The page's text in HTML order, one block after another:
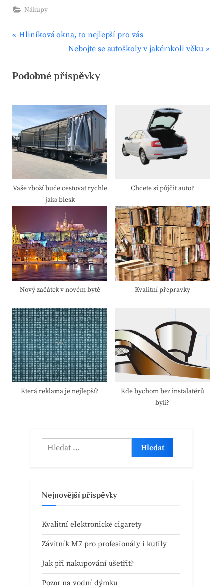
Nákupy
Navigace
příspěvek
P
v
i
o
u
s
P
t
Hliníková okna, to nejlepší pro vás
N
x
t
P
o
s
t
:
Nebojte se autoškoly v jakémkoli věku
Podobné příspěvky
Vaše zboží bude cestovat rychle
jako blesk
Chcete si půjčit auto?
Nový začátek v novém bytě Kvalitní přepravky
Která reklama je nejlepší?
Kde bychom bez instalatérů
byli?
Vyhledávání
Nejnovější příspěvky
Kvalitní elektronické cigarety
Závitník M7 pro profesionály i kutily
Jak při nakupování ušetřit?
Pozor na vodní dýmku